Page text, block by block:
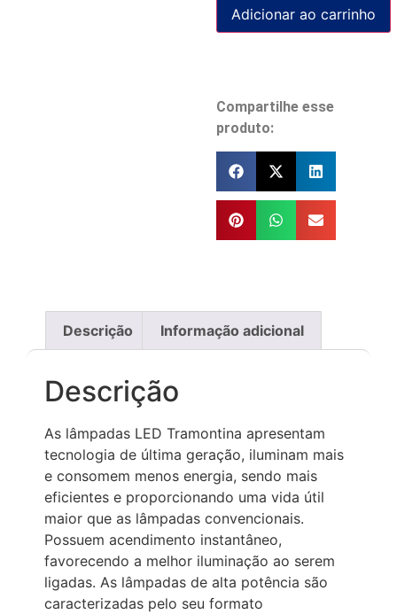
Adicionar ao carrinho
Compartilhe esse
produto:
Descrição Informação adicional
Descrição
As lâmpadas LED Tramontina apresentam
tecnologia de última geração, iluminam mais
e consomem menos energia, sendo mais
eficientes e proporcionando uma vida útil
maior que as lâmpadas convencionais.
Possuem acendimento instantâneo,
favorecendo a melhor iluminação ao serem
ligadas. As lâmpadas de alta potência são
caracterizadas pelo seu formato